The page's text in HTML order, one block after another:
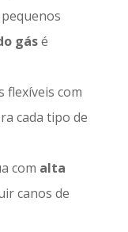
gásé
flexíveis com
cada tipo de
com alta
canos de